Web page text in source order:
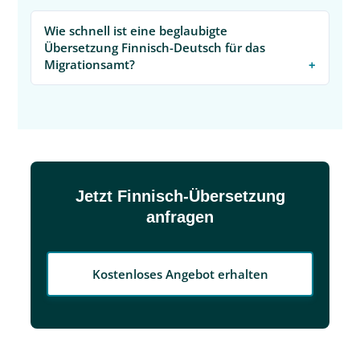
Wie schnell ist eine beglaubigte
Übersetzung Finnisch-Deutsch für das
Migrationsamt?
Jetzt Finnisch-Übersetzung
anfragen
Kostenloses Angebot erhalten